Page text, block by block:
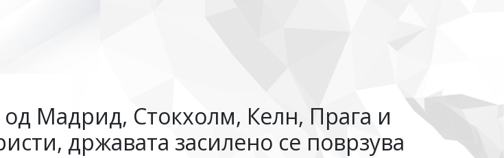
Мадрид, Стокхолм, Келн, Прага и
државата засилено се поврзува